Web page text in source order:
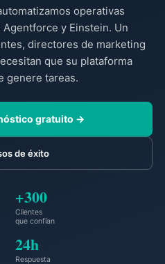
operativas
y Einstein. Un
directores de marketing
que su plataforma
genere tareas.
gratuito →
de éxito
+300
Clientes
que confían
24h
Respuesta